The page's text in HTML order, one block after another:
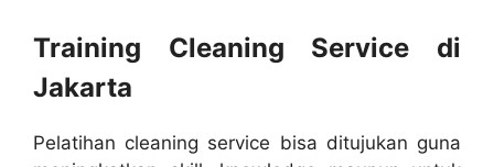
Training Cleaning Service di
Jakarta
Pelatihan cleaning service bisa ditujukan guna